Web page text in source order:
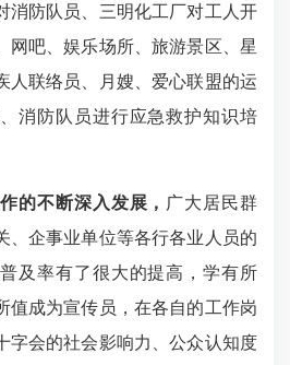
消防队员、三明化工厂对工人开
网吧、娱乐场所、旅游景区、星
人联络员、月嫂、爱心联盟的运
消防队员进行应急救护知识培
的不断深入发展， 广大居民群
、企事业单位等各行各业人员的
及率有了很大的提高，学有所
值成为宣传员，在各自的工作岗
字会的社会影响力、公众认知度